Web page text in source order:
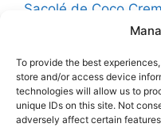
To provide the best
store and/or access device
technologies will allow us to
unique IDs on this site. Not
adversely affect certain
Sacolé de Coco
Torta de cebola
Pernil Assado com